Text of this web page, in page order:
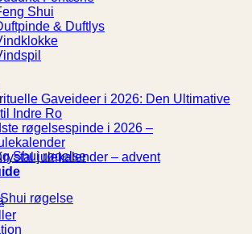
Shui
& Duftlys
Gaveideer i 2026: Den Ultimative
Indre Ro
røgelsespinde i 2026 –
julekalender – advent
røgelse